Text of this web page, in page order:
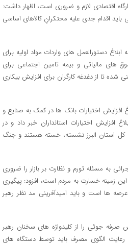
اقتصادی لازم و ضروری است، اظهار داشت:
اقدام جدی علیه محتکرانِ کالاهای اساسی
دستورالعمل های واردات مواد اولیه برای
مالیاتی و بیمه تامین اجتماعی برای
شده تا از دغدغه کارگران برای افزایش بیکاری
افزایش اختیارات بانک ها در کمک به صنایع و
افزایش اختیارات استانداران خبر داد و در
استان البرز نشسته، خسته هستند و جنگ
به مسئله تورم و نظارت بر بازار را ضروری
زمینه خسارت به مردم است، افزود: پیگیری
ها است و باید امیدآفرینی مد نظر رهبر
جوئی را از کلیدواژه های سخنان رهبر
الگوی مصرف باید توسط دستگاه های